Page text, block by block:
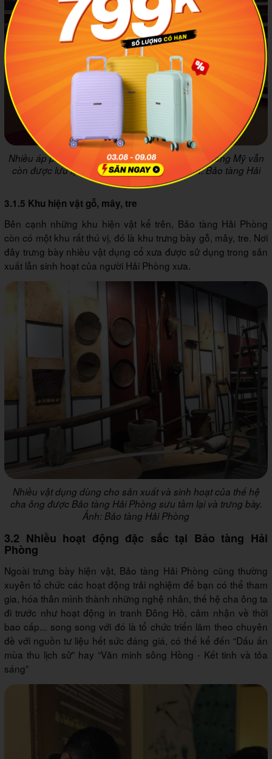
Nhiều áp phích, tài liệu lịch sử về kháng chiến chống Mỹ vẫn
còn được lưu lại tại Bảo tàng Hải Phòng
. Ảnh: Bảo tàng Hải
3.1.5 Khu hiện vật gỗ, mây, tre
Bên cạnh những khu hiện vật kể trên, Bảo tàng Hải Phòng
còn có một khu rất thú vị, đó là khu trưng bày gỗ, mây, tre. Nơi
đây trưng bày nhiều vật dụng cổ xưa được sử dụng trong sản
xuất lẫn sinh hoạt của người Hải Phòng xưa.
Nhiều vật dụng dùng cho sản xuất và sinh hoạt của thế hệ
cha ông được Bảo tàng Hải Phòng sưu tầm lại và trưng bày.
Ảnh: Bảo tàng Hải Phòng
3.2 Nhiều hoạt động đặc sắc tại Bảo tàng Hải
Phòng
Ngoài trưng bày hiện vật, Bảo tàng Hải Phòng cũng thường
xuyên tổ chức các hoạt động trải nghiệm để bạn có thể tham
gia, hóa thân mình thành những nghệ nhân, thế hệ cha ông ta
đi trước như hoạt động in tranh Đông Hồ, cảm nhận về thời
bao cấp... song song với đó là tổ chức triển lãm theo chuyên
đề với nguồn tư liệu hết sức đáng giá, có thể kể đến “Dấu ấn
mùa thu lịch sử” hay “Văn minh sông Hồng - Kết tinh và tỏa
sáng”